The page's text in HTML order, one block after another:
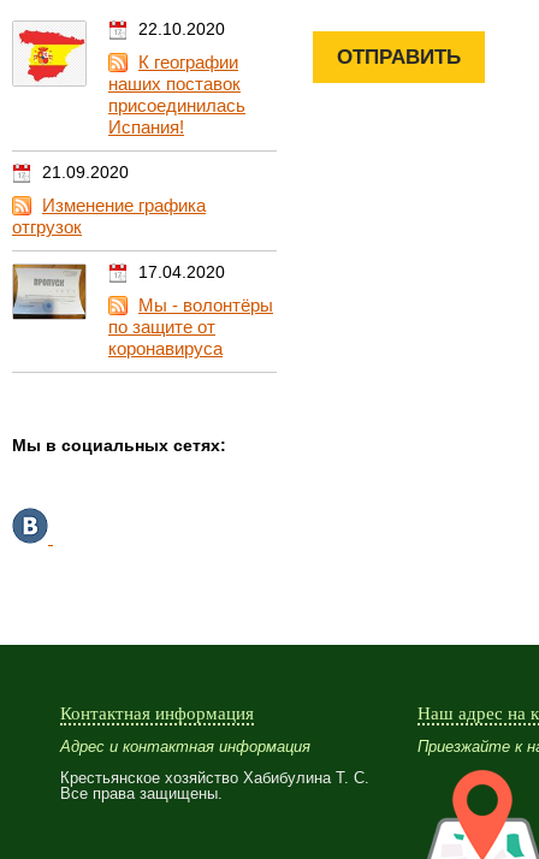
22.10.2020
К географии
наших поставок
присоединилась
Испания!
21.09.2020
Изменение графика
отгрузок
17.04.2020
Мы - волонтёры
по защите от
коронавируса
Мы в социальных сетях:
Контактная информация
Адрес и контактная информация
Крестьянское хозяйство Хабибулина Т. С.
Все права защищены.
Наш адрес на
Приезжайте к